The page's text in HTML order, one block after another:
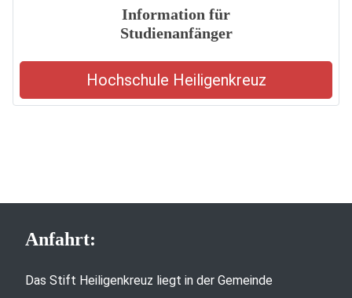
Information für
Studienanfänger
Hochschule Heiligenkreuz
Anfahrt:
Das Stift Heiligenkreuz liegt in der Gemeinde